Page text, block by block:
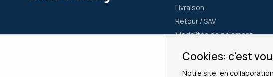
Cookies: c'est
Notre site, en
Livraison
Retour / SAV
Modalités de paiement